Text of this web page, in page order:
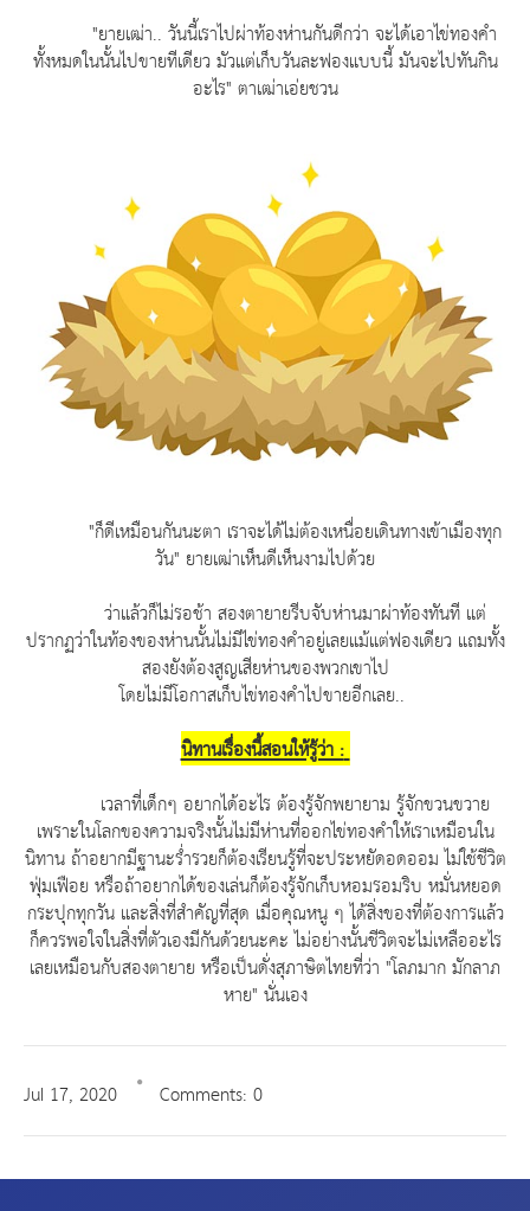
"ยายเฒ่า.. วันนี้เราไปผ่าท้องห่านกันดีกว่า จะได้เอาไข่ทองคำ
ทั้งหมดในนั้นไปขายทีเดียว มัวแต่เก็บวันละฟองแบบนี้ มันจะไปทันกิน
อะไร" ตาเฒ่าเอ่ยชวน
"ก็ดีเหมือนกันนะตา เราจะได้ไม่ต้องเหนื่อยเดินทางเข้าเมืองทุก
วัน" ยายเฒ่าเห็นดีเห็นงามไปด้วย
ว่าแล้วก็ไม่รอช้า สองตายายรีบจับห่านมาผ่าท้องทันที แต่
ปรากฏว่าในท้องของห่านนั้นไม่มีไข่ทองคำอยู่เลยแม้แต่ฟองเดียว แถมทั้ง
สองยังต้องสูญเสียห่านของพวกเขาไป
โดยไม่มีโอกาสเก็บไข่ทองคำไปขายอีกเลย..
นิทานเรื่องนี้สอนให้รู้ว่า :
เวลาที่เด็กๆ อยากได้อะไร ต้องรู้จักพยายาม รู้จักขวนขวาย
เพราะในโลกของความจริงนั้นไม่มีห่านที่ออกไข่ทองคำให้เราเหมือนใน
นิทาน ถ้าอยากมีฐานะร่ำรวยก็ต้องเรียนรู้ที่จะประหยัดอดออม ไม่ใช้ชีวิต
ฟุ่มเฟือย หรือถ้าอยากได้ของเล่นก็ต้องรู้จักเก็บหอมรอมริบ หมั่นหยอด
กระปุกทุกวัน และสิ่งที่สำคัญที่สุด เมื่อคุณหนู ๆ ได้สิ่งของที่ต้องการแล้ว
ก็ควรพอใจในสิ่งที่ตัวเองมีกันด้วยนะคะ ไม่อย่างนั้นชีวิตจะไม่เหลืออะไร
เลยเหมือนกับสองตายาย หรือเป็นดั่งสุภาษิตไทยที่ว่า "โลภมาก มักลาภ
หาย" นั่นเอง
Jul 17, 2020 Comments: 0